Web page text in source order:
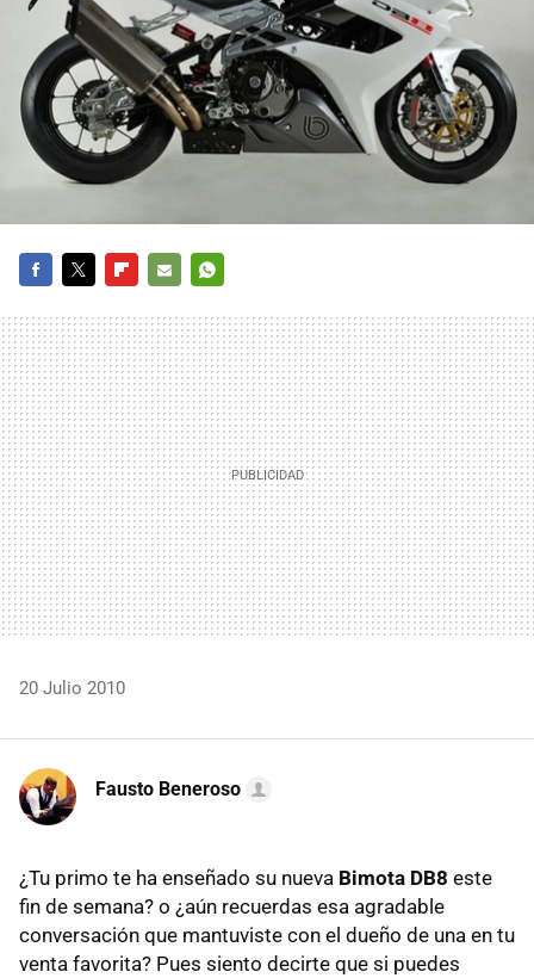
MAIL
20 Julio 2010
Fausto Beneroso
¿Tu primo te ha enseñado su nueva Bimota DB8 este
fin de semana? o ¿aún recuerdas esa agradable
conversación que mantuviste con el dueño de una en tu
venta favorita? Pues siento decirte que si puedes